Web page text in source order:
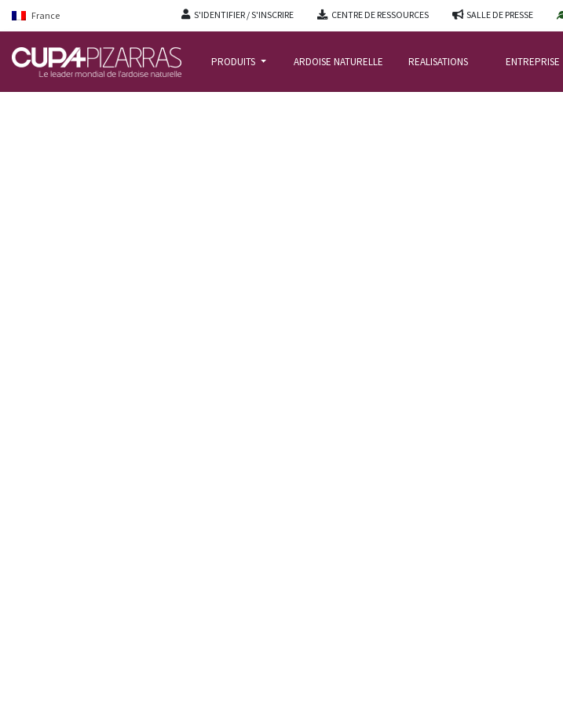
France S'IDENTIFIER / S'INSCRIRE CENTRE DE RESSOURCES SALLE DE PRESSE
PRODUITS ARDOISE NATURELLE REALISATIONS ENTREPRISE